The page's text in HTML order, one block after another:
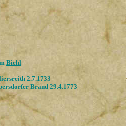
Biehl
2.7.1733
Brand 29.4.1773